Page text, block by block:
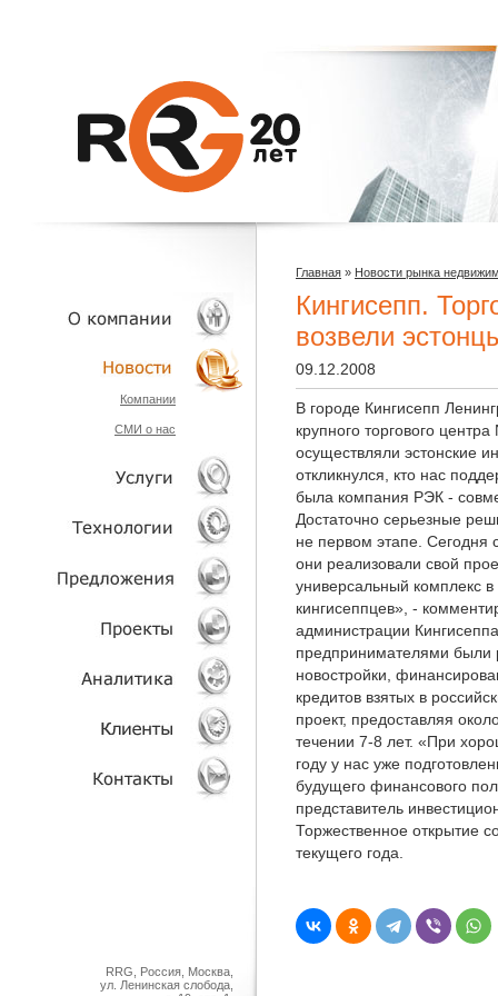
О КОМПАНИИ
НОВОСТИ
Компании
СМИ о нас
УСЛУГИ
ТЕХНОЛОГИИ
ОБЪЕКТЫ
ПРОЕКТЫ
АНАЛИТИКА
КЛИЕНТЫ
Главная » Новости рынка
Кингисепп.
возвели
09.12.2008
В городе Кингисепп
крупного торгового
осуществляли эстонские
откликнулся, кто нас
была компания РЭК -
Достаточно серьезные
не первом этапе. Сегодня
они реализовали свой
универсальный комплекс
кингисеппцев», -
администрации
предпринимателями были
новостройки,
кредитов взятых в
проект, предоставляя
течении 7-8 лет. «При
году у нас уже
будущего финансового
представитель
Торжественное открытие
текущего года.
RRG, Россия, Москва,
ул. Ленинская слобода,